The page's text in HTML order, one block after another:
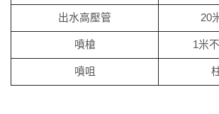
出水高壓管 20
噴槍 1米
噴咀